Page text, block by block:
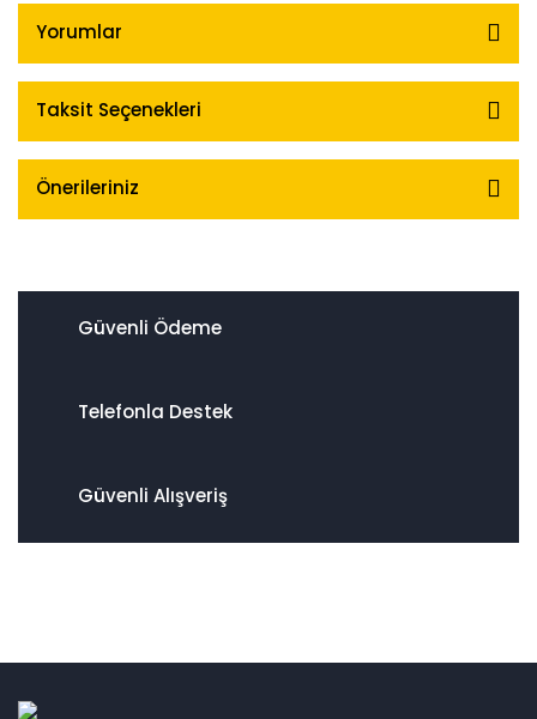
Yorumlar
Taksit Seçenekleri
Önerileriniz
Güvenli Ödeme
Telefonla Destek
Güvenli Alışveriş